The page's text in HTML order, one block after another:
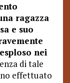
ragazza
e suo
nei
di tale
effettuato